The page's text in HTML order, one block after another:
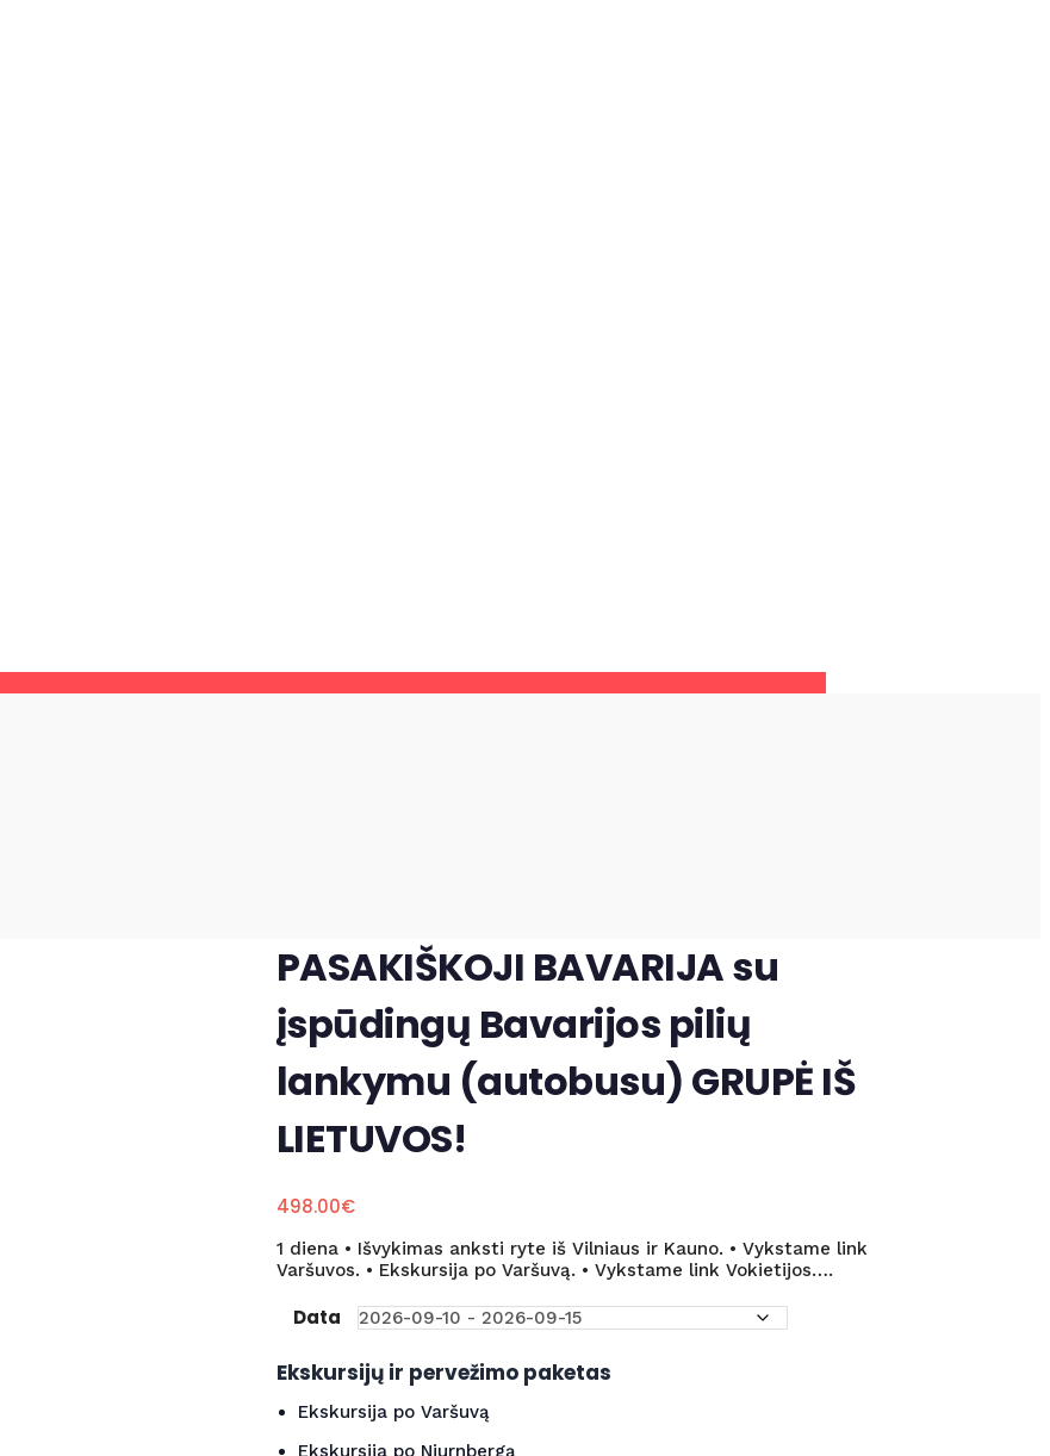
PASAKIŠKOJI BAVARIJA su
įspūdingų Bavarijos pilių
lankymu (autobusu) GRUPĖ IŠ
LIETUVOS!
498.00€
1 diena • Išvykimas anksti ryte iš Vilniaus ir Kauno. • Vykstame link
Varšuvos. • Ekskursija po Varšuvą. • Vykstame link Vokietijos….
Data
Ekskursijų ir pervežimo paketas
Ekskursija po Varšuvą
Ekskursija po Niurnbergą